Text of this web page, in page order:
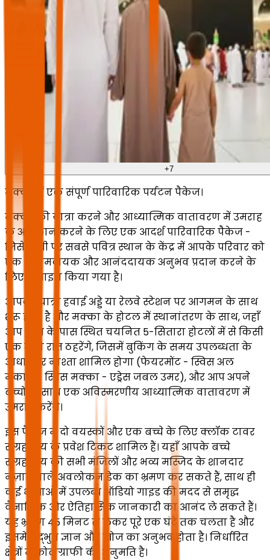
+7
मक्का में एक संपूर्ण पारिवारिक पर्यटन पैकेज।
मक्का की यात्रा करने और आध्यात्मिक वातावरण में उमराह
के अनुष्ठान करने के लिए एक आदर्श पारिवारिक पैकेज -
जिसे पृथ्वी पर सबसे पवित्र स्थान के केंद्र में आपके परिवार को
एक आरामदायक और आनंददायक अनुभव प्रदान करने के
लिए डिज़ाइन किया गया है।
आपकी यात्रा हवाई अड्डे या रेलवे स्टेशन पर आगमन के साथ
शुरू होती है और मक्का के होटल में स्थानांतरण के साथ, जहाँ
आप हरम के पास स्थित चयनित 5-सितारा होटलों में से किसी
एक में दो रात ठहरेंगे, जिसमें बुकिंग के समय उपलब्धता के
आधार पर नाश्ता शामिल होगा (फेयरमोंट - स्विस अल
मकाम - स्विस मक्का - एड्रेस जबल उमर), और आप अपने
बच्चों के साथ एक अविस्मरणीय आध्यात्मिक वातावरण में
उमराह करेंगे।
इस पैकेज में दो वयस्कों और एक बच्चे के लिए क्लॉक टावर
संग्रहालय के प्रवेश टिकट शामिल हैं। यहाँ आपके बच्चे
संग्रहालय की सभी मंजिलों और भव्य मस्जिद के शानदार
नज़ारों वाले अवलोकन डेक का भ्रमण कर सकते हैं, साथ ही
कई भाषाओं में उपलब्ध ऑडियो गाइड की मदद से समृद्ध
वैज्ञानिक और ऐतिहासिक जानकारी का आनंद ले सकते हैं।
यह भ्रमण 45 मिनट से लेकर पूरे एक घंटे तक चलता है और
इसमें अद्भुत ज्ञान और खोज का अनुभव होता है। निर्धारित
क्षेत्रों में फोटोग्राफी की अनुमति है।